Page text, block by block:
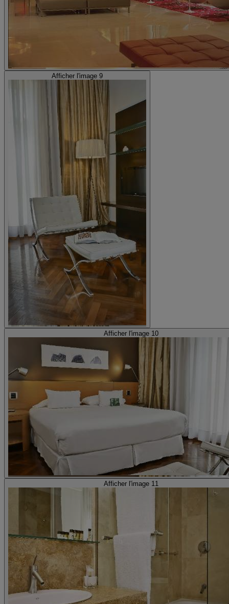
Afficher l'image 9
Afficher l'image 10
Afficher l'image 11